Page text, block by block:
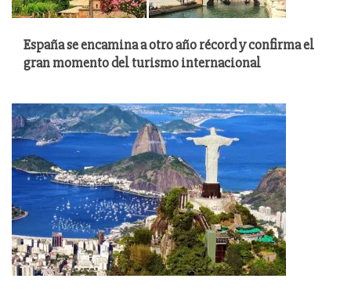
España se encamina a otro año récord y confirma el
gran momento del turismo internacional